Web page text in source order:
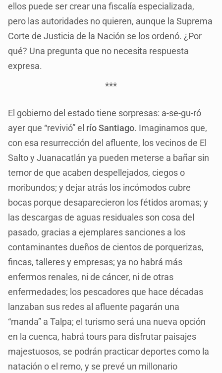
ellos puede ser crear una fiscalía especializada,
pero las autoridades no quieren, aunque la Suprema
Corte de Justicia de la Nación se los ordenó. ¿Por
qué? Una pregunta que no necesita respuesta
expresa.
***
El gobierno del estado tiene sorpresas: a-se-gu-ró
ayer que “revivió” el río Santiago. Imaginamos que,
con esa resurrección del afluente, los vecinos de El
Salto y Juanacatlán ya pueden meterse a bañar sin
temor de que acaben despellejados, ciegos o
moribundos; y dejar atrás los incómodos cubre
bocas porque desaparecieron los fétidos aromas; y
las descargas de aguas residuales son cosa del
pasado, gracias a ejemplares sanciones a los
contaminantes dueños de cientos de porquerizas,
fincas, talleres y empresas; ya no habrá más
enfermos renales, ni de cáncer, ni de otras
enfermedades; los pescadores que hace décadas
lanzaban sus redes al afluente pagarán una
“manda” a Talpa; el turismo será una nueva opción
en la cuenca, habrá tours para disfrutar paisajes
majestuosos, se podrán practicar deportes como la
natación o el remo, y se prevé un millonario